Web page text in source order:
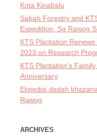
Kota Kinabalu
Sabah Forestry and
Expedition, Sg Rawog
KTS Plantation
2023 on Research
KTS Plantation’s
Anniversary
Ekpedisi dedah
Rawog
ARCHIVES